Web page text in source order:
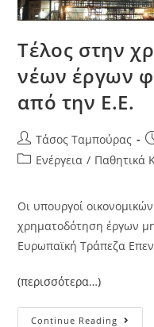
Τέλος στην
νέων έργων
από την Ε.Ε.
Τάσος Ταμπούρας
Ενέργεια / Παθητικά
Οι υπουργοί
χρηματοδότηση έργων
Ευρωπαϊκή Τράπεζα
(περισσότερα…)
Continue Reading